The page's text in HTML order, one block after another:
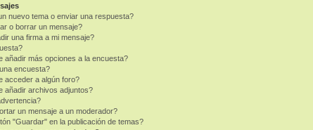
nuevo tema o enviar una respuesta?
o borrar un mensaje?
una firma a mi mensaje?
añadir más opciones a la encuesta?
encuesta?
acceder a algún foro?
añadir archivos adjuntos?
un mensaje a un moderador?
"Guardar" en la publicación de temas?